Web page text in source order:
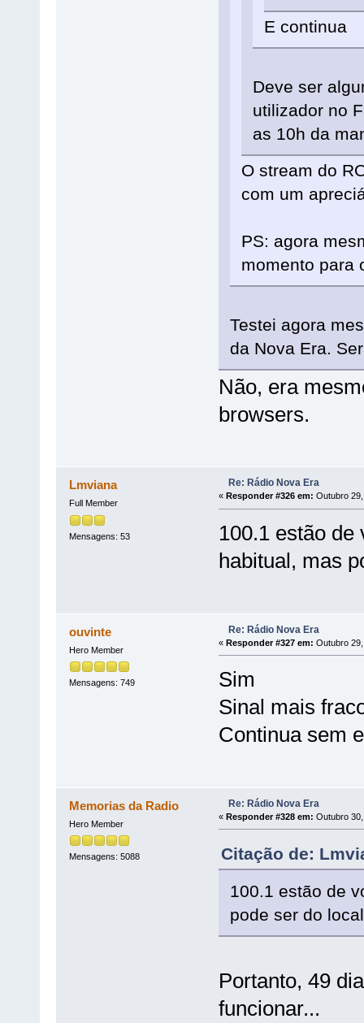
E continua
Deve ser
utilizador no
as 10h da
O stream do
com um
PS: agora
momento para
Testei agora
da Nova Era.
Não, era
browsers.
Lmviana
Full Member
Mensagens: 53
Re: Rádio Nova Era
« Responder #326 em: Outubro
100.1 estão de
habitual, mas
ouvinte
Hero Member
Mensagens: 749
Re: Rádio Nova Era
« Responder #327 em: Outubro
Sim
Sinal mais
Continua sem
Memorias da Radio
Hero Member
Mensagens: 5088
Re: Rádio Nova Era
« Responder #328 em: Outubro
Citação de:
100.1 estão de
pode ser do
Portanto, 49
funcionar...